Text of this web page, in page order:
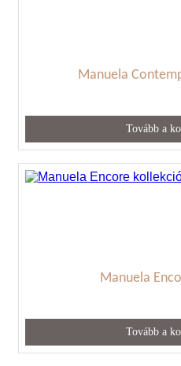
Manuela
Tovább a
Manuela
Tovább a